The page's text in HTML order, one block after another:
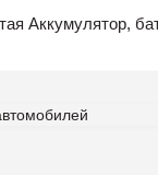
Аккумулятор,